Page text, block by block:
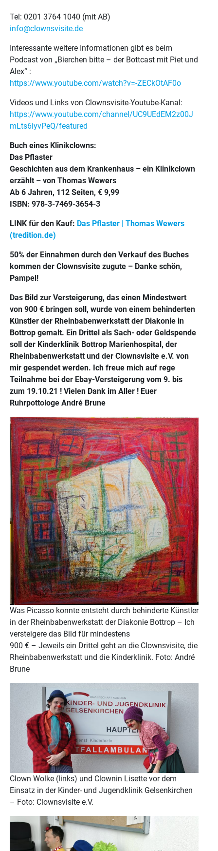
Tel: 0201 3764 1040 (mit AB)
info@clownsvisite.de
Interessante weitere Informationen gibt es beim
Podcast von „Bierchen bitte – der Bottcast mit Piet und
Alex“ :
https://www.youtube.com/watch?v=-ZECkOtAF0o
Videos und Links von Clownsvisite-Youtube-Kanal:
https://www.youtube.com/channel/UC9UEdEM2z00J
mLts6iyvPeQ/featured
Buch eines Klinikclowns:
Das Pflaster
Geschichten aus dem Krankenhaus – ein Klinikclown
erzählt – von Thomas Wewers
Ab 6 Jahren, 112 Seiten, € 9,99
ISBN: 978-3-7469-3654-3
LINK für den Kauf: Das Pflaster | Thomas Wewers
(tredition.de)
50% der Einnahmen durch den Verkauf des Buches
kommen der Clownsvisite zugute – Danke schön,
Pampel!
Das Bild zur Versteigerung, das einen Mindestwert
von 900 € bringen soll, wurde von einem behinderten
Künstler der Rheinbabenwerkstatt der Diakonie in
Bottrop gemalt. Ein Drittel als Sach- oder Geldspende
soll der Kinderklinik Bottrop Marienhospital, der
Rheinbabenwerkstatt und der Clownsvisite e.V. von
mir gespendet werden. Ich freue mich auf rege
Teilnahme bei der Ebay-Versteigerung vom 9. bis
zum 19.10.21 ! Vielen Dank im Aller ! Euer
Ruhrpottologe André Brune
Was Picasso konnte entsteht durch behinderte Künstler
in der Rheinbabenwerkstatt der Diakonie Bottrop – Ich
versteigere das Bild für mindestens
900 € – Jeweils ein Drittel geht an die Clownsvisite, die
Rheinbabenwerkstatt und die Kinderklinik. Foto: André
Brune
Clown Wolke (links) und Clownin Lisette vor dem
Einsatz in der Kinder- und Jugendklinik Gelsenkirchen
– Foto: Clownsvisite e.V.